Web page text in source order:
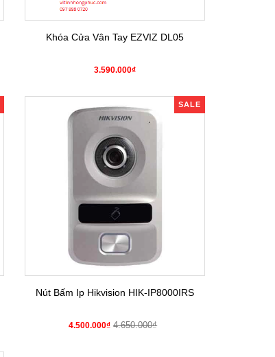
Khóa Cửa Vân Tay EZVIZ DL05
3.590.000₫
SALE
Nút Bấm Ip Hikvision HIK-IP8000IRS
4.500.000₫ 4.650.000₫